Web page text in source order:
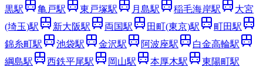
黒駅 亀戸駅 東戸塚駅 月島駅 稲毛海岸駅
大宮
(埼玉)駅 新大阪駅 両国駅 田町(東京)駅 町田駅
錦糸町駅 池袋駅 金沢駅 阿波座駅 白金高輪駅
綱島駅 西鉄平尾駅 岡山駅 本厚木駅 東陽町駅